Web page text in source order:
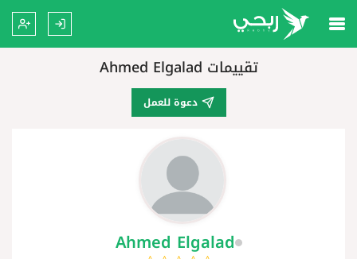
تقييمات Ahmed Elgalad
دعوة للعمل
Ahmed Elgalad